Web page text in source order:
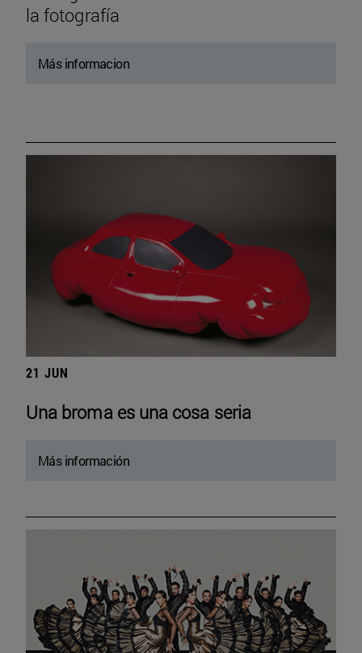
la fotografía
Más informacion
21 JUN
Una broma es una cosa seria
Más información